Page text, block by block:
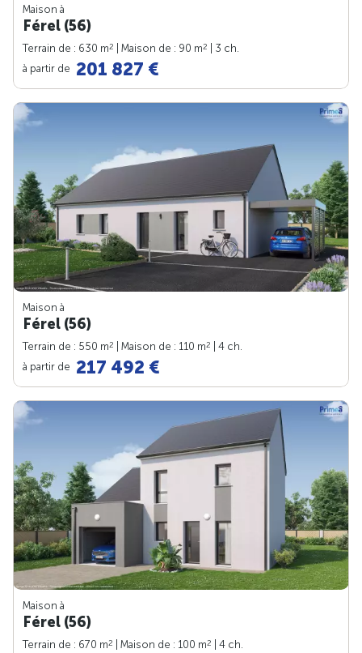
Maison à
Férel (56)
Terrain de : 630 m2 | Maison de : 90 m2
| 3 ch.
à partir de 201 827 €
Maison à
Férel (56)
Terrain de : 550 m2 | Maison de : 110 m2
| 4 ch.
à partir de 217 492 €
Maison à
Férel (56)
Terrain de : 670 m2 | Maison de : 100 m2
| 4 ch.